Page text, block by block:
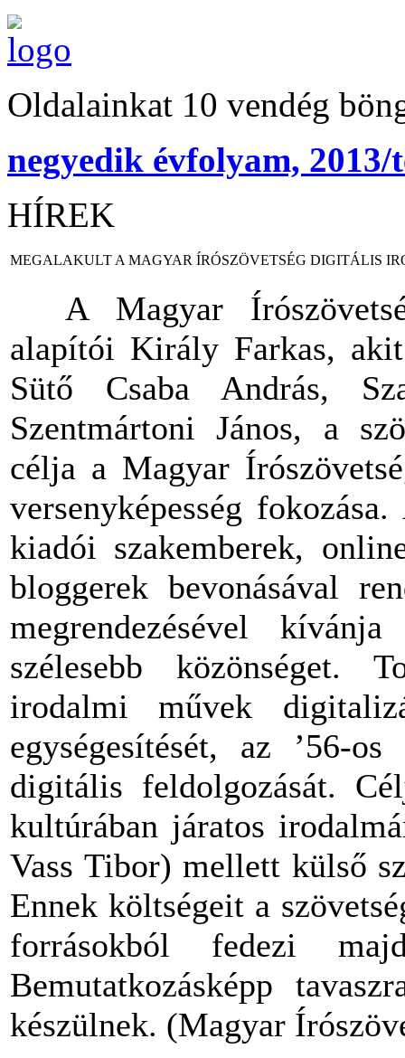
Oldalainkat 10 vendég
negyedik évfolyam, 2013/
HÍREK
MEGALAKULT A MAGYAR ÍRÓSZÖVETSÉG DIGITÁLIS
A Magyar
alapítói Király Farkas,
Sütő Csaba András,
Szentmártoni János, a
célja a Magyar
versenyképesség
kiadói szakemberek,
bloggerek bevonásával
megrendezésével
szélesebb közönséget.
irodalmi művek
egységesítését, az ’56-
digitális feldolgozását.
kultúrában járatos
Vass Tibor) mellett külső
Ennek költségeit a
forrásokból fedezi
Bemutatkozásképp
készülnek. (Magyar